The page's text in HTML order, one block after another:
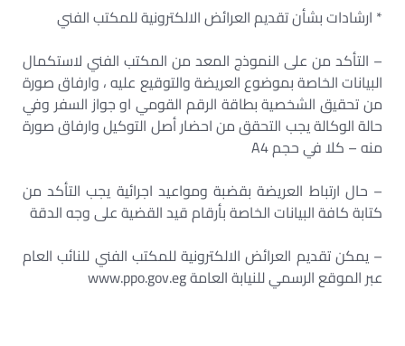
* ارشادات بشأن تقديم العرائض الالكترونية للمكتب الفني
– التأكد من على النموذج المعد من المكتب الفني لاستكمال
البيانات الخاصة بموضوع العريضة والتوقيع عليه ، وارفاق صورة
من تحقيق الشخصية بطاقة الرقم القومي او جواز السفر وفي
حالة الوكالة يجب التحقق من احضار أصل التوكيل وارفاق صورة
منه – كلا في حجم A4
– حال ارتباط العريضة بقضبة ومواعيد اجرائية يجب التأكد من
كتابة كافة البيانات الخاصة بأرقام قيد القضية على وجه الدقة
– يمكن تقديم العرائض الالكترونية للمكتب الفني للنائب العام
عبر الموقع الرسمي للنيابة العامة www.ppo.gov.eg